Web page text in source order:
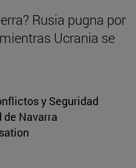
Rusia pugna por
Ucrania se
y Seguridad
Navarra